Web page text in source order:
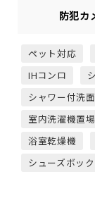
防犯カ
ペット対応
IHコンロ
シャワー付洗
室内洗濯機置場
浴室乾燥機
シューズボッ